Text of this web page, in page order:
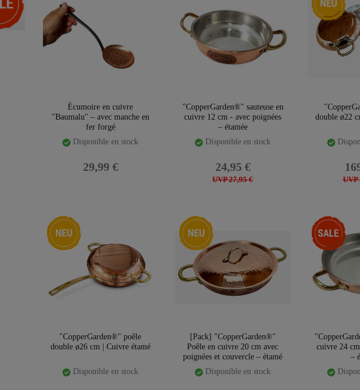
Écumoire en cuivre
"Baumalu" – avec manche en
fer forgé
Disponible en stock
29,99 €
"CopperGarden®" sauteuse en
cuivre 12 cm - avec poignées
– étamée
Disponible en stock
UVP 27,95 €
24,95 €
double ø22
UVP
Nouveauté
"CopperGarden®" poêle
double ø26 cm | Cuivre étamé
Disponible en stock
Nouveauté
[Pack] "CopperGarden®"
Poêle en cuivre 20 cm avec
poignées et couvercle – étamé
Disponible en stock
-18%
cuivre 24
–